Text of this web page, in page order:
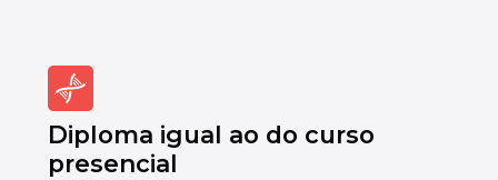
Diploma igual ao do curso
presencial